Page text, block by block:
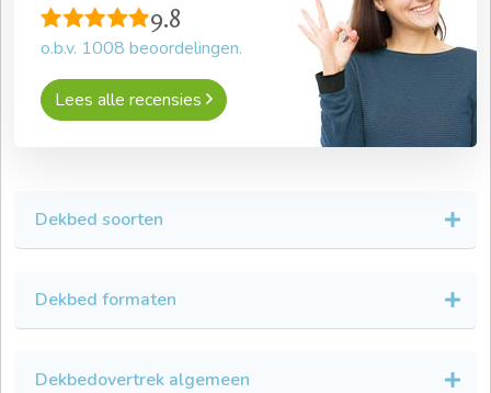
9.8
o.b.v. 1008 beoordelingen.
Lees alle recensies
Dekbed soorten
Dekbed formaten
Dekbedovertrek algemeen